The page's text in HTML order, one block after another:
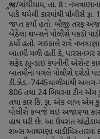
ભુજ/ગાંધીધામ, તા. 8 :
પાર્ક થયેલી કારમાંથી પોલીસે રૂા.
જપ્ત કર્યો હતો. બીજી તરફ
બેઠેલા શખ્સને પોલીસે પકડી
કર્યો હતો. ગઇકાલે રાત્રે
બાતમી મળી હતી કે,પારસનગર
સફેદ હ્યુન્ડાઇ કંપનીની એસેન્ટ
બાતમીનાં પગલે પોલીસે દરોડો
ડી.ઝેડ.-7445વાળીમાંથી અલગ-
806 તથા 24બિયરના ટીન એમ
તથા કાર કિં. રૂા. એક લાખ એમ
પોલીસે કબજે લઇ અજાણ્યા
હાથ ધરી છે. આ ઉપરાંત
શખ્સ આથમણા વાડીવિસ્તારમાં